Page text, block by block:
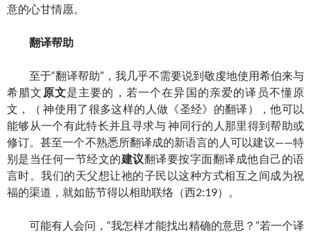
意的心甘情愿。
翻译帮助
至于“翻译帮助”，我几乎不需要说到敬虔地使用希伯来与
希腊文 原文是主要的，若一个在异国的亲爱的译员不懂原
文，（ 神使用了很多这样的人做《圣经》的翻译），他可以
能够从一个有此特长并且寻求与 神同行的人那里得到帮助或
修订。甚至一个不熟悉所翻译成的新语言的人可以建议——特
别是当任何一节经文的建议翻译要按字面翻译成他自己的语
言时。我们的天父想让祂的子民以这种方式相互之间成为祝
福的渠道，就如筋节得以相助联络（西2:19）。
可能有人会问，“我怎样才能找出精确的意思？”若一个译